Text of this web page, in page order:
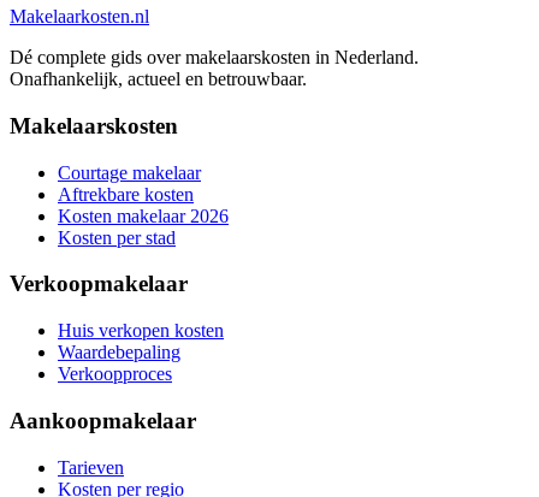
Makelaarkosten.nl
Dé complete gids over makelaarskosten in Nederland.
Onafhankelijk, actueel en betrouwbaar.
Makelaarskosten
Courtage makelaar
Aftrekbare kosten
Kosten makelaar 2026
Kosten per stad
Verkoopmakelaar
Huis verkopen kosten
Waardebepaling
Verkoopproces
Aankoopmakelaar
Tarieven
Kosten per regio